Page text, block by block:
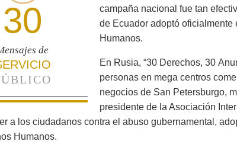
30
de
campaña nacional fue tan
de Ecuador adoptó
Humanos.
En Rusia, “30 Derechos, 30
personas en mega centros
negocios de San Petersburgo,
presidente de la Asociación
a los ciudadanos contra el abuso gubernamental,
Humanos.